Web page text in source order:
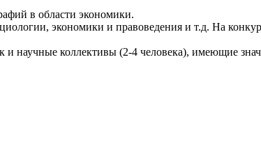
в области экономики.
экономики и правоведения и т.д. На
и научные коллективы (2-4 человека), имеющие